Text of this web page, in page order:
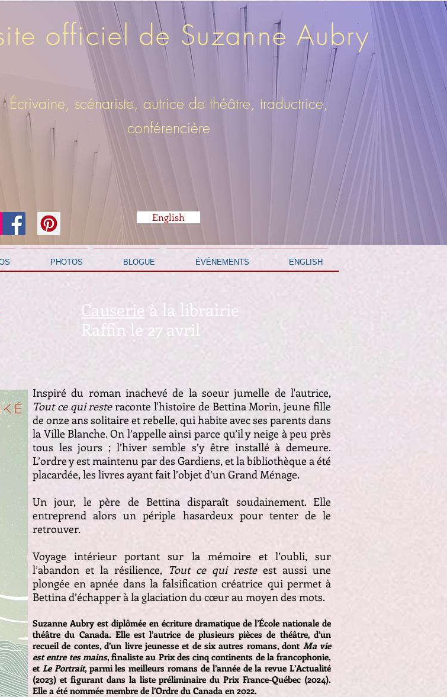
officiel de Suzanne Aubry
English
Écrivaine, scénariste, autrice de théâtre, traductrice,
conférencière
PHOTOS BLOGUE ÉVÉNEMENTS ENGLISH
Causerie à la librairie
Raffin le 27 avril
Inspiré du roman inachevé de la soeur jumelle de l'autrice,
Tout ce qui resteraconte l'histoire de Bettina Morin, jeune fille
de onze ans solitaire et rebelle, qui habite avec ses parents dans
la Ville Blanche. On l’appelle ainsi parce qu’il y neige à peu près
tous les jours ; l’hiver semble s’y être installé à demeure.
L’ordre y est maintenu par des Gardiens, et la bibliothèque a été
placardée, les livres ayant fait l’objet d’un Grand Ménage.
Un jour, le père de Bettina disparaît soudainement. Elle
entreprend alors un périple hasardeux pour tenter de le
retrouver.
Voyage intérieur portant sur la mémoire et l’oubli, sur
l’abandon et la résilience, Tout ce qui resteest aussi une
plongée en apnée dans la falsification créatrice qui permet à
Bettina d’échapper à la glaciation du cœur au moyen des mots.
Suzanne Aubry est diplômée en écriture dramatique de l’École nationale de
théâtre du Canada. Elle est l’autrice de plusieurs pièces de théâtre, d’un
recueil de contes, d’un livre jeunesse et de six autres romans, dont Ma vie
est entre tes mains, finaliste au Prix des cinq continents de la francophonie,
et Le Portrait, parmi les meilleurs romans de l’année de la revue L’Actualité
(2023) et figurant dans la liste préliminaire du Prix France-Québec (2024).
Elle a été nommée membre de l’Ordre du Canada en 2022.